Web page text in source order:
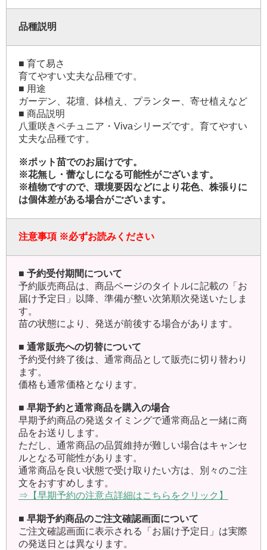
品種説明
■ 育て易さ
育てやすい丈夫な品種です。
■ 用途
ガーデン、花壇、鉢植え、プランター、寄せ植えなど
■ 商品説明
八重咲きペチュニア・Vivaシリーズです。育てやすい
丈夫な品種です。
※ポット苗でのお届けです。
※花無し・蕾なしになる可能性がございます。
※植物ですので、環境要因などにより花色、株張りに
は個体差がある場合がございます。
注意事項 ※必ずお読みください
■ 予約受付期間について
予約販売商品は、商品ページのタイトルに記載の「お
届け予定日」以降、準備が整い次第順次発送いたしま
す。
苗の状態により、発送が前後する場合があります。
■ 通常販売への切替について
予約受付終了後は、通常商品として販売に切り替わり
ます。
価格も通常価格となります。
■ 早期予約と通常商品を購入の場合
早期予約商品の発送タイミングで通常商品と一緒に商
品をお送りします。
ただし、通常商品の品質維持が難しい場合はキャンセ
ルとなる可能性があります。
通常商品を良い状態で受け取りたい方は、別々のご注
文をおすすめします。
⇒【早期予約の注意点詳細はこちらをクリック】
■ 早期予約商品のご注文確認画面について
ご注文確認画面に表示される「お届け予定日」は実際
の発送日とは異なります。